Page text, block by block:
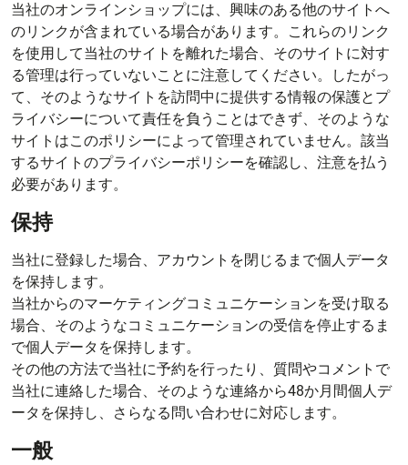
当社のオンラインショップには、興味のある他のサイトへ
のリンクが含まれている場合があります。これらのリンク
を使用して当社のサイトを離れた場合、そのサイトに対す
る管理は行っていないことに注意してください。したがっ
て、そのようなサイトを訪問中に提供する情報の保護とプ
ライバシーについて責任を負うことはできず、そのような
サイトはこのポリシーによって管理されていません。該当
するサイトのプライバシーポリシーを確認し、注意を払う
必要があります。
保持
当社に登録した場合、アカウントを閉じるまで個人データ
を保持します。
当社からのマーケティングコミュニケーションを受け取る
場合、そのようなコミュニケーションの受信を停止するま
で個人データを保持します。
その他の方法で当社に予約を行ったり、質問やコメントで
当社に連絡した場合、そのような連絡から48か月間個人デ
ータを保持し、さらなる問い合わせに対応します。
一般